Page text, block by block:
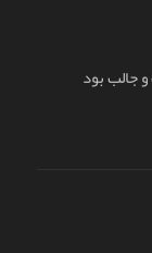
جالب بود